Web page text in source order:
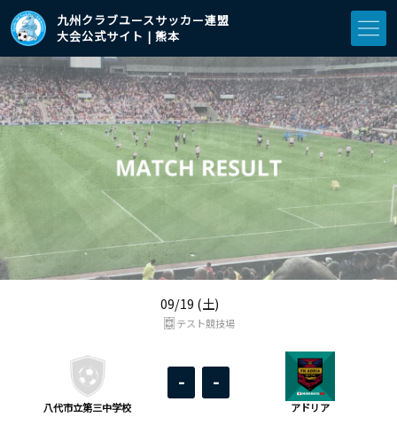
九州クラブユースサッカー連盟
大会公式サイト | 熊本
09/19 (土)
八代市立第三中学校
- -
アドリア
テスト競技場